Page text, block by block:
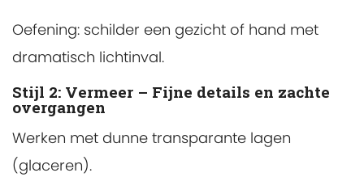
Oefening: schilder een gezicht of hand met
dramatisch lichtinval.
Stijl 2: Vermeer – Fijne details en zachte
overgangen
Werken met dunne transparante lagen
(glaceren).